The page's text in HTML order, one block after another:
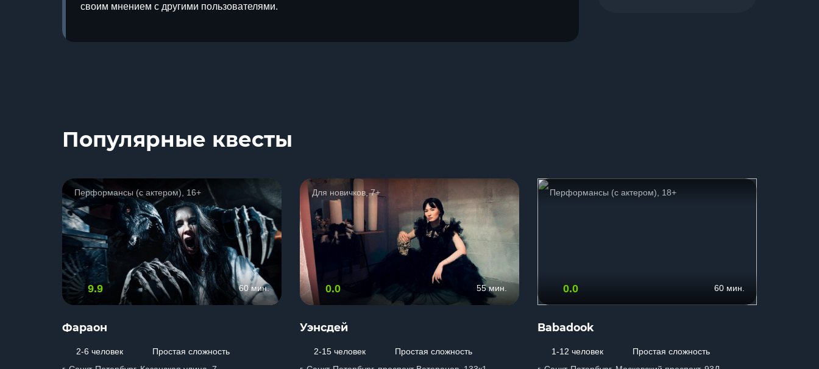
своим мнением с другими пользователями.
Популярные квесты
Перформансы (с актером), 16+
9.9 60 мин.
Фараон
2-6 человек
Простая сложность
Для новичков, 7+
0.0 55 мин.
Уэнсдей
2-15 человек
Простая сложность
Перформансы (с актером), 18+
0.0 60 мин.
Babadook
1-12 человек
Простая сложность